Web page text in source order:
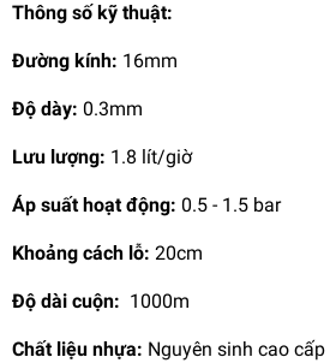
Thông số kỹ thuật:
Đường kính: 16mm
Độ dày: 0.3mm
Lưu lượng: 1.8 lít/giờ
Áp suất hoạt động: 0.5 - 1.5 bar
Khoảng cách lỗ: 20cm
Độ dài cuộn: 1000m
Chất liệu nhựa: Nguyên sinh cao cấp